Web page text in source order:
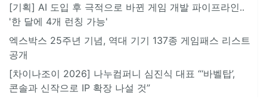
[기획] AI 도입 후 극적으로 바뀐 게임 개발 파이프라인..
'한 달에 4개 런칭 가능'
엑스박스 25주년 기념, 역대 기기 137종 게임패스 리스트
공개
[차이나조이 2026] 나누컴퍼니 심진식 대표 “‘바벨탑’,
콘솔과 신작으로 IP 확장 나설 것”